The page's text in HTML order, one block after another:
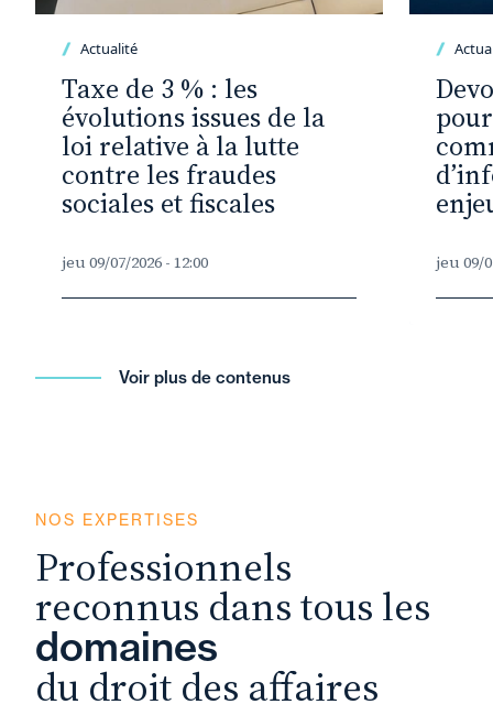
Actualité
Taxe de 3 % : les
évolutions issues de la
loi relative à la lutte
contre les fraudes
sociales et fiscales
jeu 09/07/2026 - 12:00 jeu 09/
Voir plus de contenus
NOS EXPERTISES
Professionnels
reconnus dans tous les
domaines
du droit des affaires